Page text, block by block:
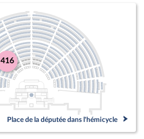
416
Place de la députée dans l'hémicycle